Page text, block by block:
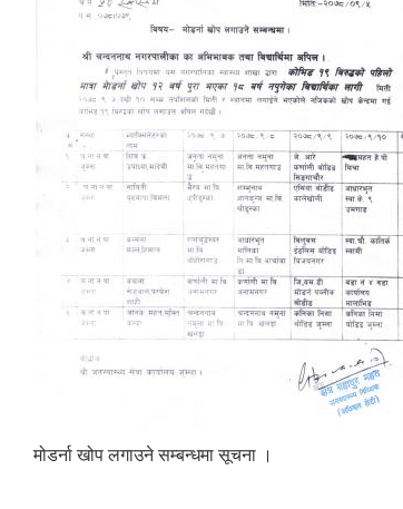
मोडर्ना खोप लगाउने सम्बन्धमा सूचना ।